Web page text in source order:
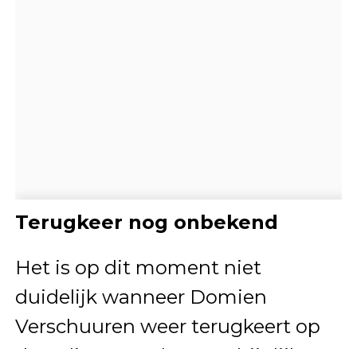
Terugkeer nog onbekend
Het is op dit moment niet
duidelijk wanneer Domien
Verschuuren weer terugkeert op